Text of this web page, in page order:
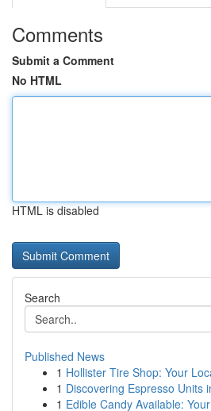
Comments
Submit a Comment
No HTML
HTML is disabled
Search
Published News
1 Hollister Tire Shop: Your
1 Discovering Espresso Units
1 Edible Candy Available: